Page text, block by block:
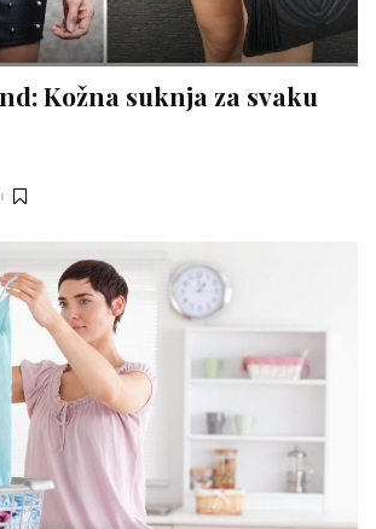
Kožna suknja za svaku